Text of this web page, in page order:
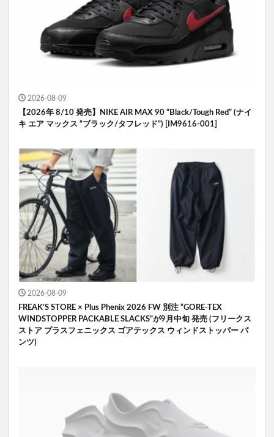
2026-08-09
【2026年 8/10 発売】NIKE AIR MAX 90 “Black/Tough Red” (ナイ
キ エア マックス “ブラック/タフレッド”) [IM9616-001]
2026-08-09
FREAK’S STORE × Plus Phenix 2026 FW 別注 “GORE-TEX
WINDSTOPPER PACKABLE SLACKS”が9月中旬 発売 (フリークス
ストア プラスフェニックス ゴアテックス ウィンドストッパー パ
ンツ)